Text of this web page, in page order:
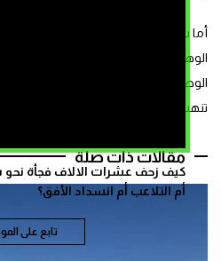
كيف زحف عشرات الالاف فجأة نحو
أم التلاعب أم انسداد الأفق؟
تابع على
أما سرقة المال العام، والتشهير
الوهميين، تقول سارة سوجار،
الوطن هو أن لا ينام فيه أحد جائعا،
تنهب ثروات الناس وحقوقهم، وأن لا
مقالات ذات صلة